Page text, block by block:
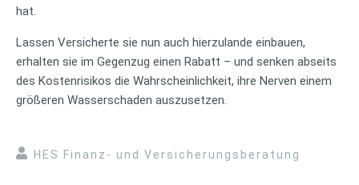
hat.
Lassen Versicherte sie nun auch hierzulande einbauen,
erhalten sie im Gegenzug einen Rabatt – und senken abseits
des Kostenrisikos die Wahrscheinlichkeit, ihre Nerven einem
größeren Wasserschaden auszusetzen.
HES Finanz- und Versicherungsberatung